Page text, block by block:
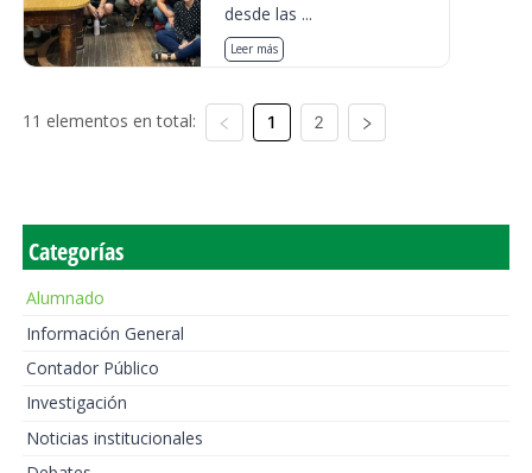
desde las ...
Leer más
11 elementos en total: 1 2
Categorías
Alumnado
Información General
Contador Público
Investigación
Noticias institucionales